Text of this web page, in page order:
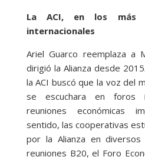
La ACI, en los más
internacionales
Ariel Guarco reemplaza a
dirigió la Alianza desde
la ACI buscó que la voz del
se escuchara en foros
reuniones económicas
sentido, las cooperativas
por la Alianza en diversos
reuniones B20, el Foro